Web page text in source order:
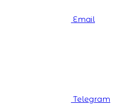
Email
Telegram